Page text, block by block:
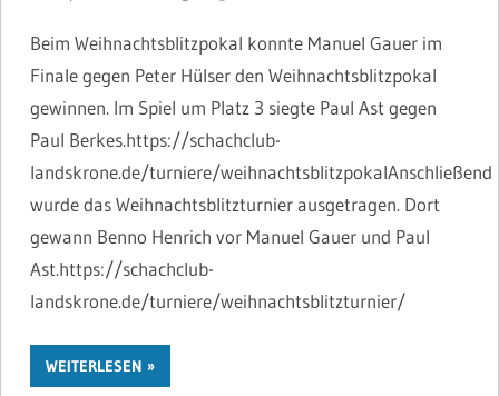
Beim Weihnachtsblitzpokal konnte Manuel Gauer im
Finale gegen Peter Hülser den Weihnachtsblitzpokal
gewinnen. Im Spiel um Platz 3 siegte Paul Ast gegen
Paul Berkes.https://schachclub-
landskrone.de/turniere/weihnachtsblitzpokalAnschließend
wurde das Weihnachtsblitzturnier ausgetragen. Dort
gewann Benno Henrich vor Manuel Gauer und Paul
Ast.https://schachclub-
landskrone.de/turniere/weihnachtsblitzturnier/
WEITERLESEN